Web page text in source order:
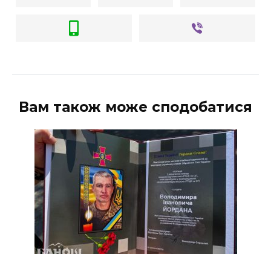
Вам також може сподобатися